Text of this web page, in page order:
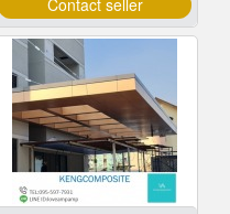
Contact seller